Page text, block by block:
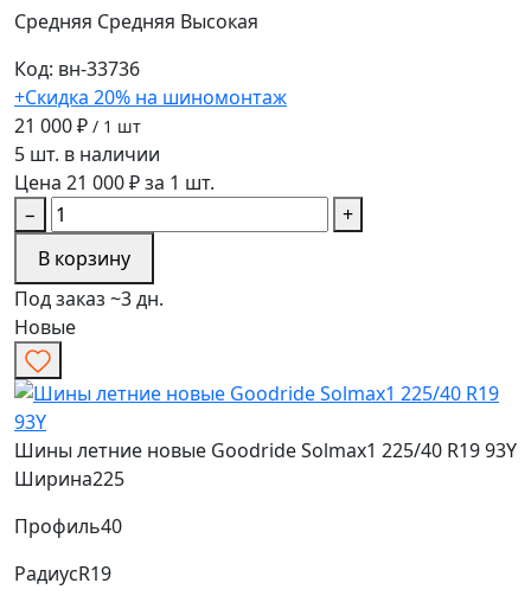
Средняя Средняя Высокая
Код: вн-33736
+Скидка 20% на шиномонтаж
21 000 ₽ / 1 шт
5 шт. в наличии
Цена 21 000 ₽ за 1 шт.
−
+
В корзину
Под заказ ~3 дн.
Новые
Шины летние новые Goodride Solmax1 225/40 R19 93Y
Ширина225
Профиль40
РадиусR19